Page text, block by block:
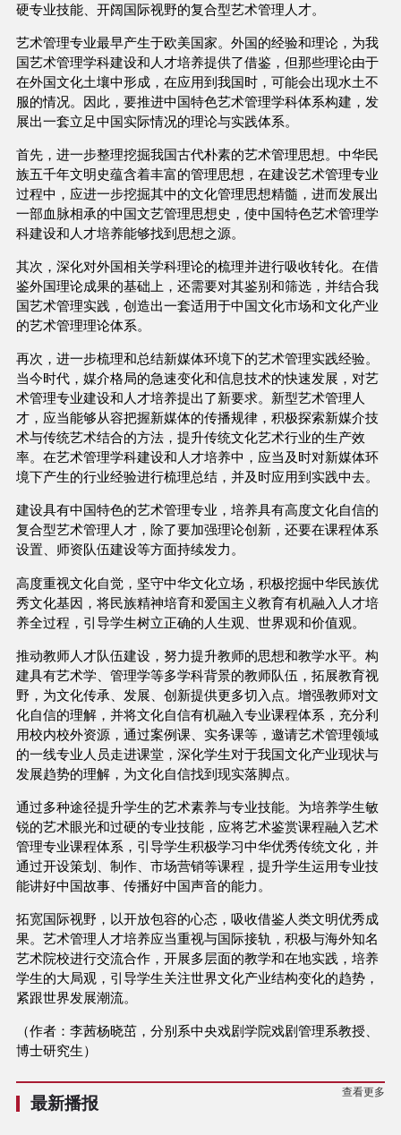
硬专业技能、开阔国际视野的复合型艺术管理人才。
艺术管理专业最早产生于欧美国家。外国的经验和理论，为我
国艺术管理学科建设和人才培养提供了借鉴，但那些理论由于
在外国文化土壤中形成，在应用到我国时，可能会出现水土不
服的情况。因此，要推进中国特色艺术管理学科体系构建，发
展出一套立足中国实际情况的理论与实践体系。
首先，进一步整理挖掘我国古代朴素的艺术管理思想。中华民
族五千年文明史蕴含着丰富的管理思想，在建设艺术管理专业
过程中，应进一步挖掘其中的文化管理思想精髓，进而发展出
一部血脉相承的中国文艺管理思想史，使中国特色艺术管理学
科建设和人才培养能够找到思想之源。
其次，深化对外国相关学科理论的梳理并进行吸收转化。在借
鉴外国理论成果的基础上，还需要对其鉴别和筛选，并结合我
国艺术管理实践，创造出一套适用于中国文化市场和文化产业
的艺术管理理论体系。
再次，进一步梳理和总结新媒体环境下的艺术管理实践经验。
当今时代，媒介格局的急速变化和信息技术的快速发展，对艺
术管理专业建设和人才培养提出了新要求。新型艺术管理人
才，应当能够从容把握新媒体的传播规律，积极探索新媒介技
术与传统艺术结合的方法，提升传统文化艺术行业的生产效
率。在艺术管理学科建设和人才培养中，应当及时对新媒体环
境下产生的行业经验进行梳理总结，并及时应用到实践中去。
建设具有中国特色的艺术管理专业，培养具有高度文化自信的
复合型艺术管理人才，除了要加强理论创新，还要在课程体系
设置、师资队伍建设等方面持续发力。
高度重视文化自觉，坚守中华文化立场，积极挖掘中华民族优
秀文化基因，将民族精神培育和爱国主义教育有机融入人才培
养全过程，引导学生树立正确的人生观、世界观和价值观。
推动教师人才队伍建设，努力提升教师的思想和教学水平。构
建具有艺术学、管理学等多学科背景的教师队伍，拓展教育视
野，为文化传承、发展、创新提供更多切入点。增强教师对文
化自信的理解，并将文化自信有机融入专业课程体系，充分利
用校内校外资源，通过案例课、实务课等，邀请艺术管理领域
的一线专业人员走进课堂，深化学生对于我国文化产业现状与
发展趋势的理解，为文化自信找到现实落脚点。
通过多种途径提升学生的艺术素养与专业技能。为培养学生敏
锐的艺术眼光和过硬的专业技能，应将艺术鉴赏课程融入艺术
管理专业课程体系，引导学生积极学习中华优秀传统文化，并
通过开设策划、制作、市场营销等课程，提升学生运用专业技
能讲好中国故事、传播好中国声音的能力。
拓宽国际视野，以开放包容的心态，吸收借鉴人类文明优秀成
果。艺术管理人才培养应当重视与国际接轨，积极与海外知名
艺术院校进行交流合作，开展多层面的教学和在地实践，培养
学生的大局观，引导学生关注世界文化产业结构变化的趋势，
紧跟世界发展潮流。
（作者：李茜杨晓茁，分别系中央戏剧学院戏剧管理系教授、
博士研究生）
最新播报
查看更多